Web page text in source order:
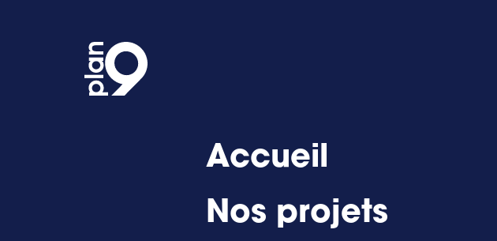
Accueil
Nos projets